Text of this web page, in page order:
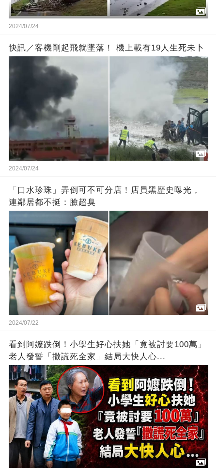
2024/07/24
快訊／客機剛起飛就墜落！ 機上載有19人生死未卜
2024/07/24
「口水珍珠」弄倒可不可分店！店員黑歷史曝光，
連鄰居都不挺：臉超臭
2024/07/22
看到阿嬤跌倒！小學生好心扶她「竟被討要100萬」
老人發誓「撒謊死全家」結局大快人心...